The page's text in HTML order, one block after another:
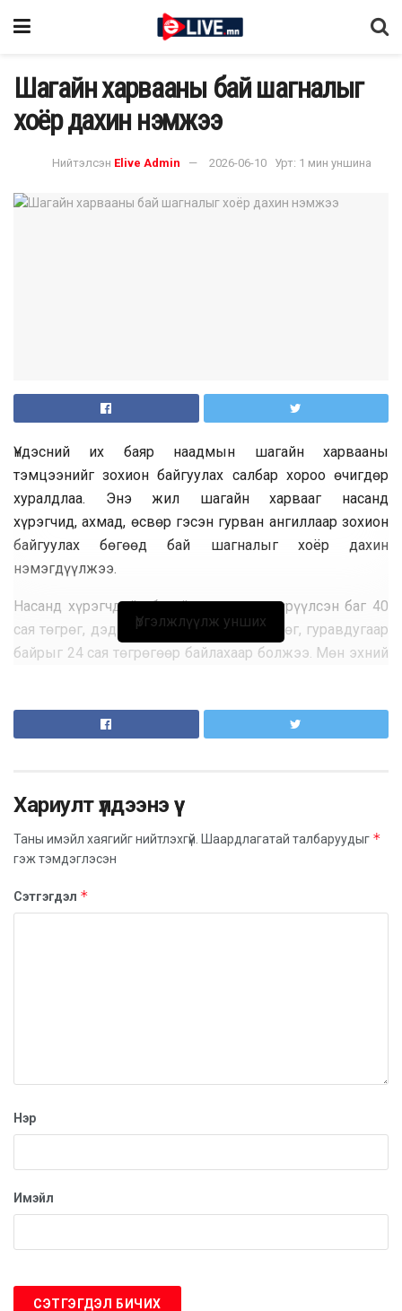
Шагайн харвааны бай шагналыг
хоёр дахин нэмжээ
Нийтэлсэн Elive Admin 2026-06-10 Урт: 1 мин уншина
Үндэсний их баяр наадмын шагайн харвааны
тэмцээнийг зохион байгуулах салбар хороо өчигдөр
хуралдлаа. Энэ жил шагайн харвааг насанд
хүрэгчид, ахмад, өсвөр гэсэн гурван ангиллаар зохион
байгуулах бөгөөд бай шагналыг хоёр дахин
нэмэгдүүлжээ.
Насанд хүрэгчдийн багийн харваанд түрүүлсэн баг 40
сая төгрөг, дэд байрт орвол 32 сая төгрөг, гуравдугаар
байрыг 24 сая төгрөгөөр байлахаар болжээ. Мөн эхний
шагналаар урамшуулна.
Үргэлжлүүлж унших
Хариулт үлдээнэ үү
Таны имэйл хаягийг нийтлэхгүй. Шаардлагатай талбаруудыг *
гэж тэмдэглэсэн
Сэтгэгдэл *
Нэр
Имэйл